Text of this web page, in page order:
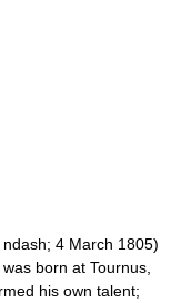
4 March 1805)
born at Tournus,
his own talent;